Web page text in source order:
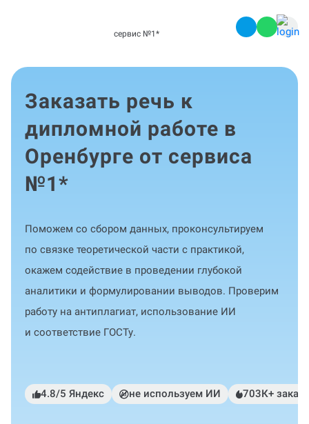
сервис №1 *
Заказать речь к
дипломной работе в
Оренбурге от сервиса
№1*
Поможем со сбором данных, проконсультируем
по связке теоретической части с практикой,
окажем содействие в проведении глубокой
аналитики и формулировании выводов. Проверим
работу на антиплагиат, использование ИИ
и соответствие ГОСТу.
4.8/5 Яндекс не используем ИИ 703К+